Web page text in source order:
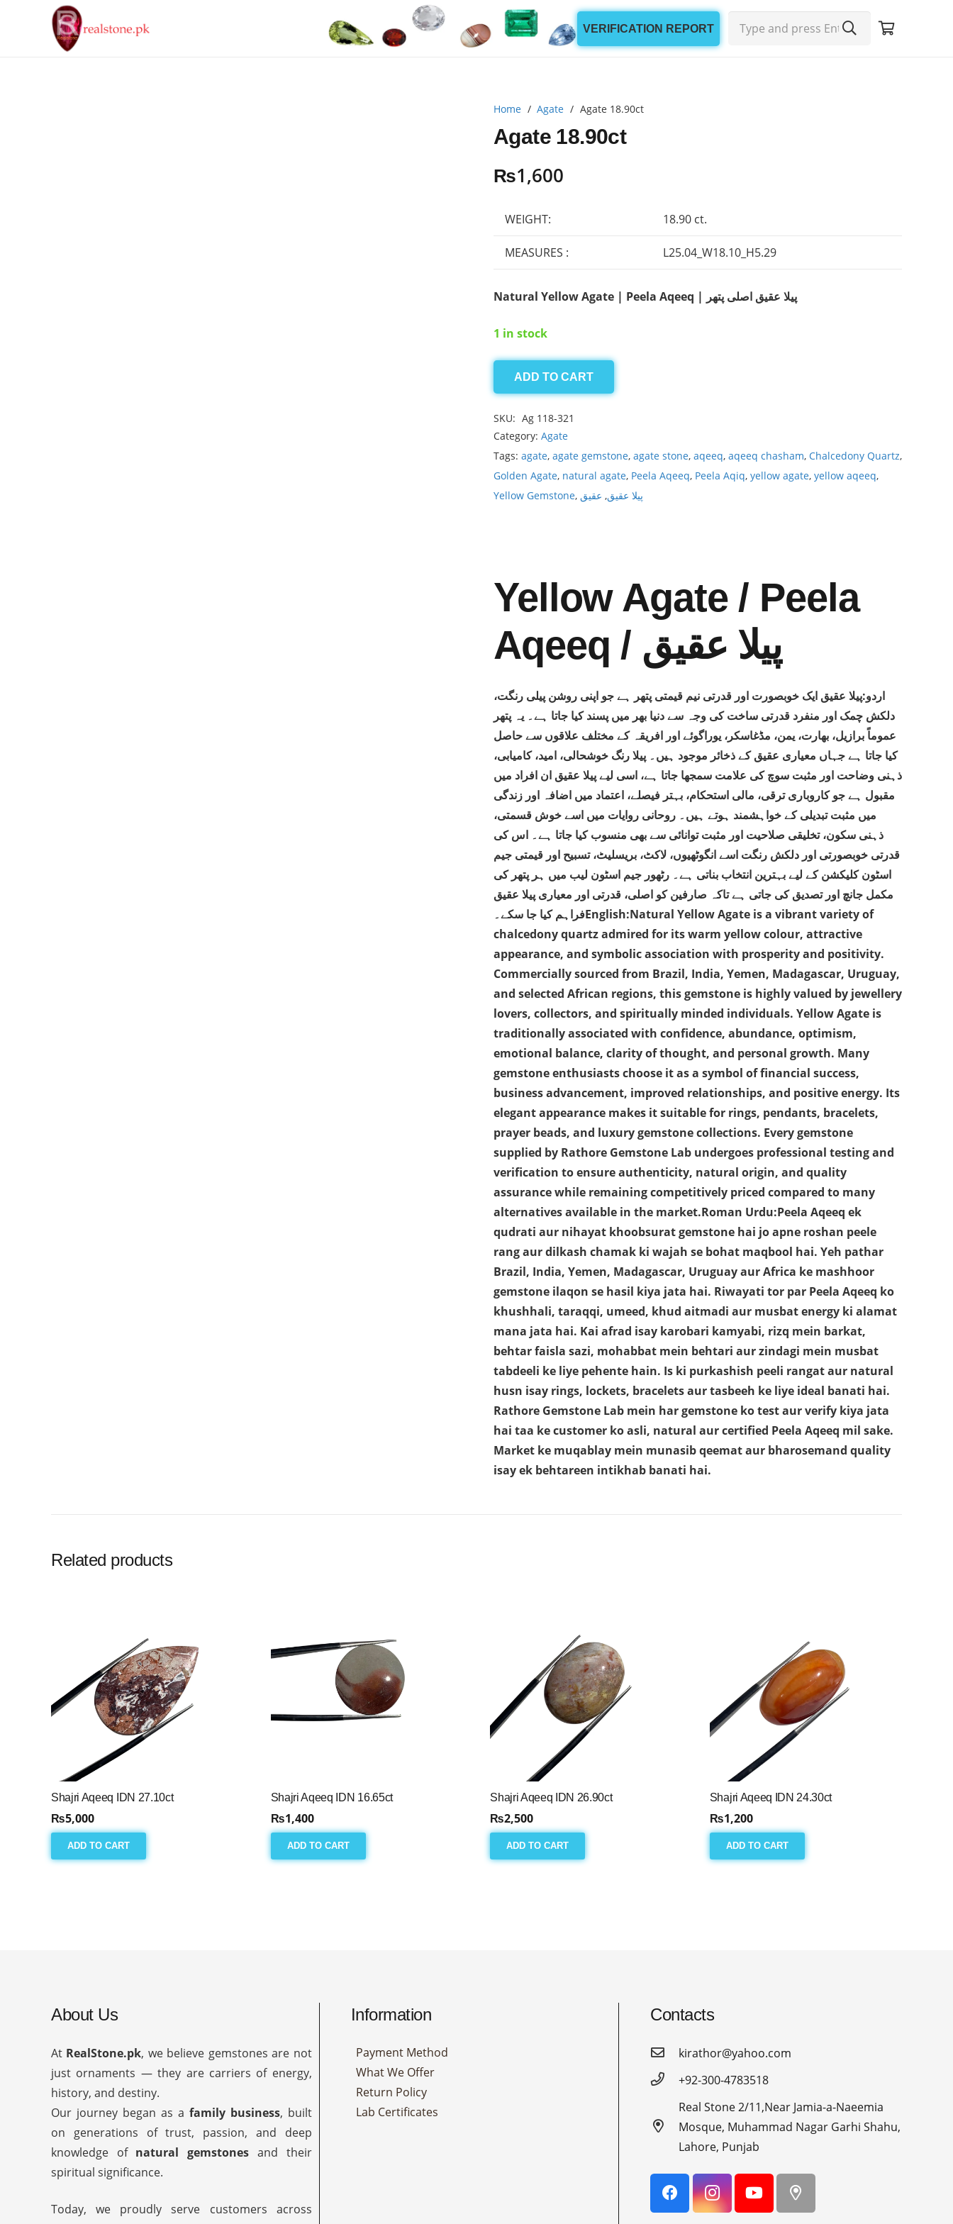
VERIFICATION REPORT
Home / Agate / Agate 18.90ct
Agate 18.90ct
₨1,600
WEIGHT: 18.90 ct.
MEASURES : L25.04_W18.10_H5.29
Natural Yellow Agate | Peela Aqeeq | پیلا عقیق اصلی پتھر
1 in stock
Agate
quantity
ADD TO CART
SKU: Ag 118-321
Category: Agate
Tags: agate, agate gemstone, agate stone, aqeeq, aqeeq chasham, Chalcedony Quartz,
Golden Agate, natural agate, Peela Aqeeq, Peela Aqiq, yellow agate, yellow aqeeq,
Yellow Gemstone, پیلا عقیق, عقیق
Yellow Agate / Peela
Aqeeq / پیلا عقیق
اردو:پیلا عقیق ایک خوبصورت اور قدرتی نیم قیمتی پتھر ہے جو اپنی روشن پیلی رنگت،
دلکش چمک اور منفرد قدرتی ساخت کی وجہ سے دنیا بھر میں پسند کیا جاتا ہے۔ یہ پتھر
عموماً برازیل، بھارت، یمن، مڈغاسکر، یوراگوئے اور افریقہ کے مختلف علاقوں سے حاصل
کیا جاتا ہے جہاں معیاری عقیق کے ذخائر موجود ہیں۔ پیلا رنگ خوشحالی، امید، کامیابی،
ذہنی وضاحت اور مثبت سوچ کی علامت سمجھا جاتا ہے، اسی لیے پیلا عقیق ان افراد میں
مقبول ہے جو کاروباری ترقی، مالی استحکام، بہتر فیصلے، اعتماد میں اضافہ اور زندگی
میں مثبت تبدیلی کے خواہشمند ہوتے ہیں۔ روحانی روایات میں اسے خوش قسمتی،
ذہنی سکون، تخلیقی صلاحیت اور مثبت توانائی سے بھی منسوب کیا جاتا ہے۔ اس کی
قدرتی خوبصورتی اور دلکش رنگت اسے انگوٹھیوں، لاکٹ، بریسلیٹ، تسبیح اور قیمتی جیم
اسٹون کلیکشن کے لیے بہترین انتخاب بناتی ہے۔ رٹھور جیم اسٹون لیب میں ہر پتھر کی
مکمل جانچ اور تصدیق کی جاتی ہے تاکہ صارفین کو اصلی، قدرتی اور معیاری پیلا عقیق
فراہم کیا جا سکے۔English:Natural Yellow Agate is a vibrant variety of
chalcedony quartz admired for its warm yellow colour, attractive
appearance, and symbolic association with prosperity and positivity.
Commercially sourced from Brazil, India, Yemen, Madagascar, Uruguay,
and selected African regions, this gemstone is highly valued by jewellery
lovers, collectors, and spiritually minded individuals. Yellow Agate is
traditionally associated with confidence, abundance, optimism,
emotional balance, clarity of thought, and personal growth. Many
gemstone enthusiasts choose it as a symbol of financial success,
business advancement, improved relationships, and positive energy. Its
elegant appearance makes it suitable for rings, pendants, bracelets,
prayer beads, and luxury gemstone collections. Every gemstone
supplied by Rathore Gemstone Lab undergoes professional testing and
verification to ensure authenticity, natural origin, and quality
assurance while remaining competitively priced compared to many
alternatives available in the market.Roman Urdu:Peela Aqeeq ek
qudrati aur nihayat khoobsurat gemstone hai jo apne roshan peele
rang aur dilkash chamak ki wajah se bohat maqbool hai. Yeh pathar
Brazil, India, Yemen, Madagascar, Uruguay aur Africa ke mashhoor
gemstone ilaqon se hasil kiya jata hai. Riwayati tor par Peela Aqeeq ko
khushhali, taraqqi, umeed, khud aitmadi aur musbat energy ki alamat
mana jata hai. Kai afrad isay karobari kamyabi, rizq mein barkat,
behtar faisla sazi, mohabbat mein behtari aur zindagi mein musbat
tabdeeli ke liye pehente hain. Is ki purkashish peeli rangat aur natural
husn isay rings, lockets, bracelets aur tasbeeh ke liye ideal banati hai.
Rathore Gemstone Lab mein har gemstone ko test aur verify kiya jata
hai taa ke customer ko asli, natural aur certified Peela Aqeeq mil sake.
Market ke muqablay mein munasib qeemat aur bharosemand quality
isay ek behtareen intikhab banati hai.
Related products
Shajri Aqeeq IDN 27.10ct
₨5,000
ADD TO CART
Shajri Aqeeq IDN 16.65ct
₨1,400
ADD TO CART
Shajri Aqeeq IDN 26.90ct
₨2,500
ADD TO CART
Shajri Aqeeq IDN 24.30ct
₨1,200
ADD TO CART
About Us
At RealStone.pk, we believe gemstones are not
just ornaments — they are carriers of energy,
history, and destiny.
Our journey began as a family business, built
on generations of trust, passion, and deep
knowledge of natural gemstones and their
spiritual significance.
Today, we proudly serve customers across
Information
Payment Method
What We Offer
Return Policy
Lab Certificates
Contacts
kirathor@yahoo.com
+92-300-4783518
Real Stone 2/11,Near Jamia-a-Naeemia
Mosque, Muhammad Nagar Garhi Shahu,
Lahore, Punjab